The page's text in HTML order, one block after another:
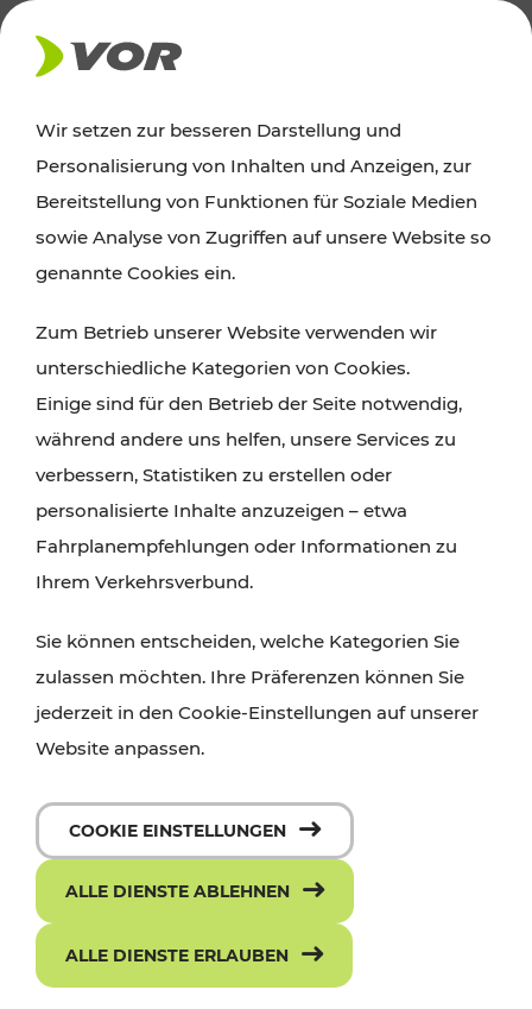
AKTUELLES
Ausflugstipps
Wien, Niederösterreich und das Burgenland
Wanderungen, Kultur und Gastronomie,
Radtouren oder purer Naturgenuss – viele
Attraktionen sind mit den Ticket- und Fahrplan-
Angeboten des VOR gut und schnell erreichbar.
Wir setzen zur besseren Darstellung und
Personalisierung von Inhalten und Anzeigen, zur
Bereitstellung von Funktionen für Soziale Medien
sowie Analyse von Zugriffen auf unsere Website so
genannte Cookies ein.
Zum Betrieb unserer Website verwenden wir
unterschiedliche Kategorien von Cookies.
Einige sind für den Betrieb der Seite notwendig,
während andere uns helfen, unsere Services zu
verbessern, Statistiken zu erstellen oder
personalisierte Inhalte anzuzeigen – etwa
Fahrplanempfehlungen oder Informationen zu
Ihrem Verkehrsverbund.
Sie können entscheiden, welche Kategorien Sie
zulassen möchten. Ihre Präferenzen können Sie
jederzeit in den Cookie-Einstellungen auf unserer
Website anpassen.
COOKIE EINSTELLUNGEN
ALLE DIENSTE ABLEHNEN
ALLE DIENSTE ERLAUBEN